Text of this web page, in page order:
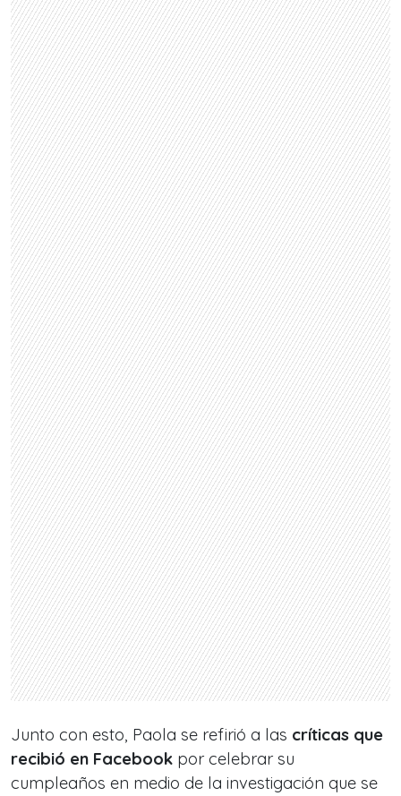
Junto con esto, Paola se refirió a las críticas que
recibió en Facebook por celebrar su
cumpleaños en medio de la investigación que se